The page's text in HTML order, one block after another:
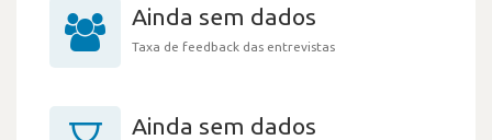
Ainda sem dados
Taxa de feedback das entrevistas
Ainda sem dados